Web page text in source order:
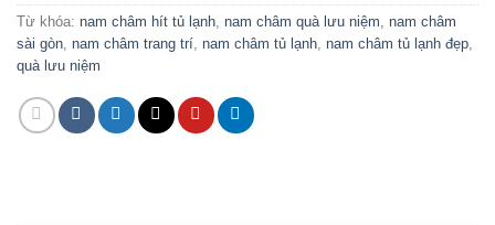
Từ khóa: nam châm hít tủ lạnh, nam châm quà lưu niệm, nam châm
sài gòn, nam châm trang trí, nam châm tủ lạnh, nam châm tủ lạnh đẹp,
quà lưu niệm